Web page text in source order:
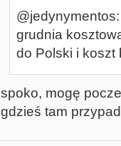
grudnia
do Polski i koszt
spoko, mogę
gdzieś tam